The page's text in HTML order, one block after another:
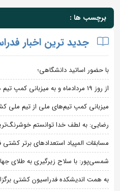
برچسب ها :
جدید ترین اخبار
با حضور اساتید دانشگاهی؛
از روز 19 مردادماه و به میزبانی کمپ تیم های ملی؛
میزبانی کمپ تیم‌های ملی از تیم ملی
رضایی: به لطف خدا توانستم
مسابقات المپیاد استعدادهای برتر
شمسی‌پور: با سلاح زیرگیری به طلای
به همت اندیشکده فدراسیون کشتی